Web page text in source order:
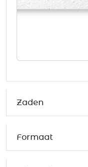
Zaden
Formaat